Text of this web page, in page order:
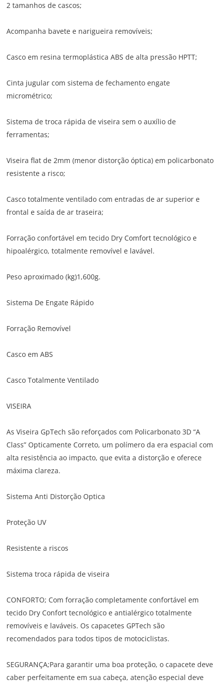
2 tamanhos de cascos;
Acompanha bavete e narigueira removíveis;
Casco em resina termoplástica ABS de alta pressão HPTT;
Cinta jugular com sistema de fechamento engate
micrométrico;
Sistema de troca rápida de viseira sem o auxílio de
ferramentas;
Viseira flat de 2mm (menor distorção óptica) em policarbonato
resistente a risco;
Casco totalmente ventilado com entradas de ar superior e
frontal e saída de ar traseira;
Forração confortável em tecido Dry Comfort tecnológico e
hipoalérgico, totalmente removível e lavável.
Peso aproximado (kg)1,600g.
Sistema De Engate Rápido
Forração Removível
Casco em ABS
Casco Totalmente Ventilado
VISEIRA
As Viseira GpTech são reforçados com Policarbonato 3D “A
Class” Opticamente Correto, um polímero da era espacial com
alta resistência ao impacto, que evita a distorção e oferece
máxima clareza.
Sistema Anti Distorção Optica
Proteção UV
Resistente a riscos
Sistema troca rápida de viseira
CONFORTO; Com forração completamente confortável em
tecido Dry Confort tecnológico e antialérgico totalmente
removíveis e laváveis. Os capacetes GPTech são
recomendados para todos tipos de motociclistas.
SEGURANÇA;Para garantir uma boa proteção, o capacete deve
caber perfeitamente em sua cabeça, atenção especial deve